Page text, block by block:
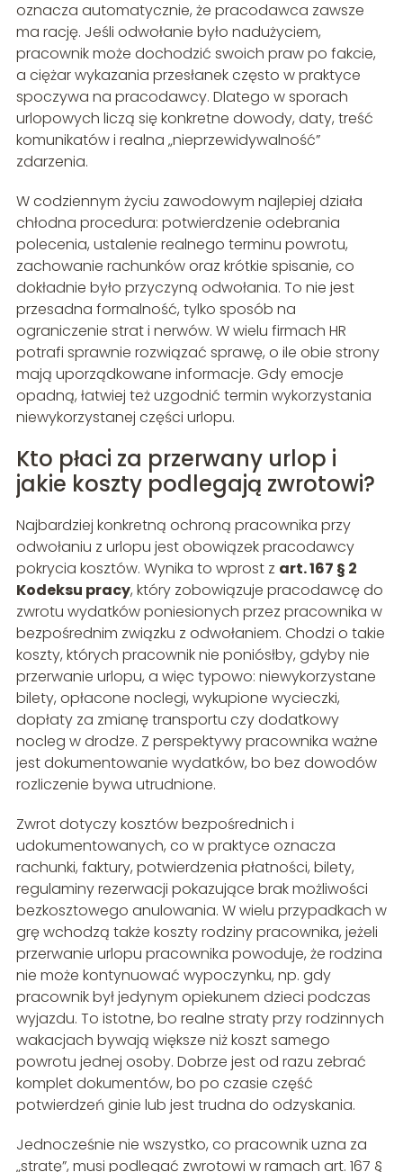
oznacza automatycznie, że pracodawca zawsze
ma rację. Jeśli odwołanie było nadużyciem,
pracownik może dochodzić swoich praw po fakcie,
a ciężar wykazania przesłanek często w praktyce
spoczywa na pracodawcy. Dlatego w sporach
urlopowych liczą się konkretne dowody, daty, treść
komunikatów i realna „nieprzewidywalność”
zdarzenia.
W codziennym życiu zawodowym najlepiej działa
chłodna procedura: potwierdzenie odebrania
polecenia, ustalenie realnego terminu powrotu,
zachowanie rachunków oraz krótkie spisanie, co
dokładnie było przyczyną odwołania. To nie jest
przesadna formalność, tylko sposób na
ograniczenie strat i nerwów. W wielu firmach HR
potrafi sprawnie rozwiązać sprawę, o ile obie strony
mają uporządkowane informacje. Gdy emocje
opadną, łatwiej też uzgodnić termin wykorzystania
niewykorzystanej części urlopu.
Kto płaci za przerwany urlop i
jakie koszty podlegają zwrotowi?
Najbardziej konkretną ochroną pracownika przy
odwołaniu z urlopu jest obowiązek pracodawcy
pokrycia kosztów. Wynika to wprost z art. 167 § 2
Kodeksu pracy, który zobowiązuje pracodawcę do
zwrotu wydatków poniesionych przez pracownika w
bezpośrednim związku z odwołaniem. Chodzi o takie
koszty, których pracownik nie poniósłby, gdyby nie
przerwanie urlopu, a więc typowo: niewykorzystane
bilety, opłacone noclegi, wykupione wycieczki,
dopłaty za zmianę transportu czy dodatkowy
nocleg w drodze. Z perspektywy pracownika ważne
jest dokumentowanie wydatków, bo bez dowodów
rozliczenie bywa utrudnione.
Zwrot dotyczy kosztów bezpośrednich i
udokumentowanych, co w praktyce oznacza
rachunki, faktury, potwierdzenia płatności, bilety,
regulaminy rezerwacji pokazujące brak możliwości
bezkosztowego anulowania. W wielu przypadkach w
grę wchodzą także koszty rodziny pracownika, jeżeli
przerwanie urlopu pracownika powoduje, że rodzina
nie może kontynuować wypoczynku, np. gdy
pracownik był jedynym opiekunem dzieci podczas
wyjazdu. To istotne, bo realne straty przy rodzinnych
wakacjach bywają większe niż koszt samego
powrotu jednej osoby. Dobrze jest od razu zebrać
komplet dokumentów, bo po czasie część
potwierdzeń ginie lub jest trudna do odzyskania.
Jednocześnie nie wszystko, co pracownik uzna za
„stratę”, musi podlegać zwrotowi w ramach art. 167 §